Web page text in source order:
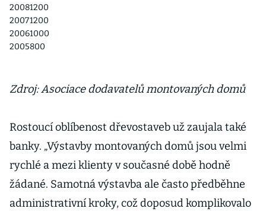
20081200
20071200
20061000
2005800
Zdroj: Asociace dodavatelů montovaných domů
Rostoucí oblíbenost dřevostaveb už zaujala také
banky. „Výstavby montovaných domů jsou velmi
rychlé a mezi klienty v současné době hodně
žádané. Samotná výstavba ale často předběhne
administrativní kroky, což doposud komplikovalo